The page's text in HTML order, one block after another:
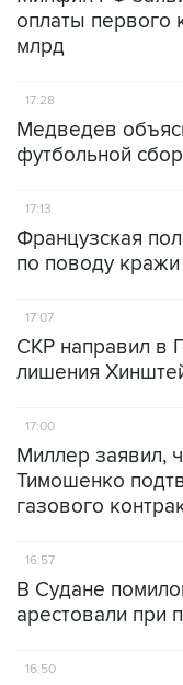
оплаты первого
млрд
17:28
Медведев
футбольной
17:13
Французская
по поводу
17:07
СКР направил в
лишения
17:00
Миллер заявил,
Тимошенко
газового
16:57
В Судане
арестовали при
16:50